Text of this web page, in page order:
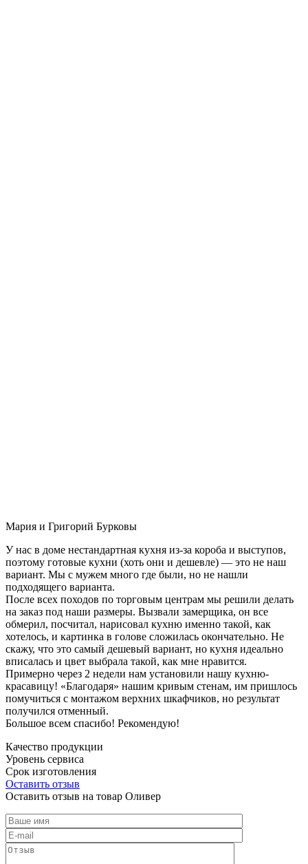
Мария и Григорий Бурковы
У нас в доме нестандартная кухня из-за короба и выступов,
поэтому готовые кухни (хоть они и дешевле) — это не наш
вариант. Мы с мужем много где были, но не нашли
подходящего варианта.
После всех походов по торговым центрам мы решили делать
на заказ под наши размеры. Вызвали замерщика, он все
обмерил, посчитал, нарисовал кухню именно такой, как
хотелось, и картинка в голове сложилась окончательно. Не
скажу, что это самый дешевый вариант, но кухня идеально
вписалась и цвет выбрала такой, как мне нравится.
Примерно через 2 недели нам установили нашу кухню-
красавицу! «Благодаря» нашим кривым стенам, им пришлось
помучиться с монтажом верхних шкафчиков, но результат
получился отменный.
Большое всем спасибо! Рекомендую!
Качество продукции
Уровень сервиса
Срок изготовления
Оставить отзыв
Оставить отзыв на товар Оливер